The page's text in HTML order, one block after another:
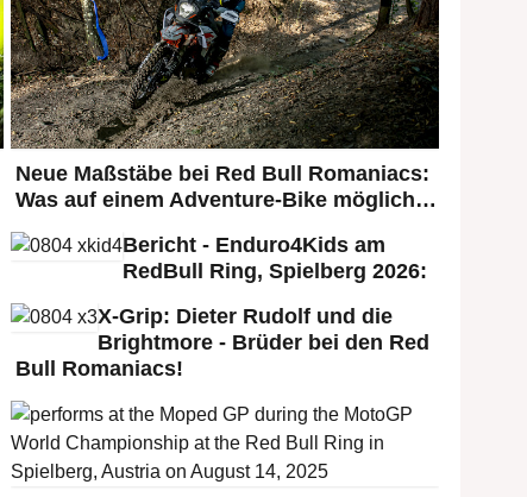
Neue Maßstäbe bei Red Bull Romaniacs:
Was auf einem Adventure-Bike möglich…
Bericht - Enduro4Kids am
RedBull Ring, Spielberg 2026:
X-Grip: Dieter Rudolf und die
Brightmore - Brüder bei den Red
Bull Romaniacs!